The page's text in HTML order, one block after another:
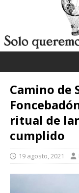
Camino de
ritual de
cumplido
19 agosto, 2021